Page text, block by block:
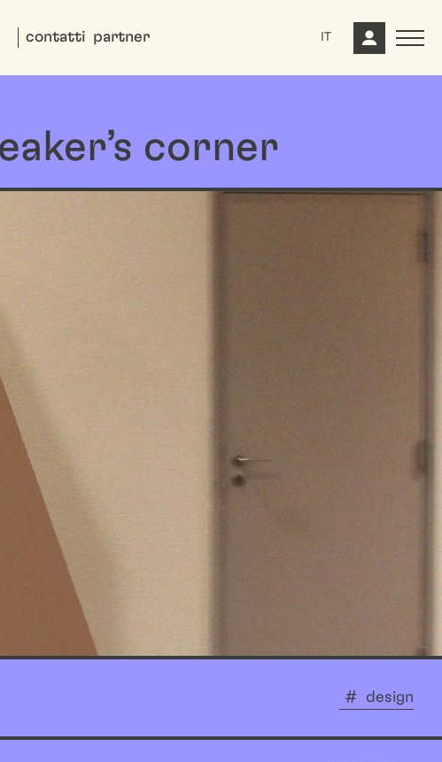
contatti partner IT
corner
design